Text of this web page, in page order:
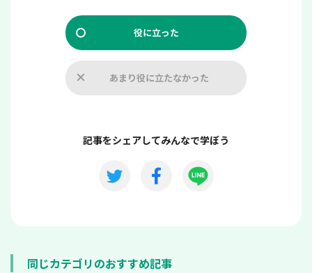
役に立った
あまり役に立たなかった
記事をシェアしてみんなで学ぼう
同じカテゴリのおすすめ記事